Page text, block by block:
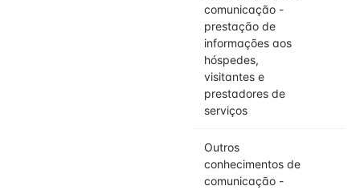
comunicação -
prestação de
informações aos
hóspedes,
visitantes e
prestadores de
serviços
Outros
conhecimentos de
comunicação -